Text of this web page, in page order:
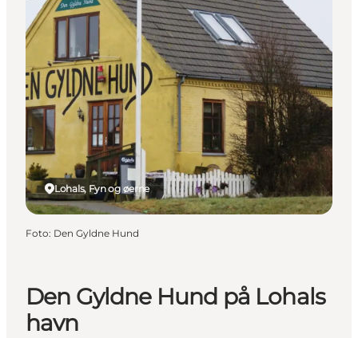
Oplevelser
Outdoor
Mad og drikke
Overnatning
Book lokale oplevelser
Den Gyldne Hund på Lohals
havn
Lohals, Fyn og øerne
Foto: Den Gyldne Hund